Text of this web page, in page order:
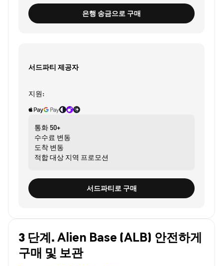
은행 송금으로 구매
서드파티 제공자
지원:
통화 50+
수수료 변동
도착 변동
적합 대상 지역 프로모션
서드파티로 구매
3 단계. Alien Base (ALB) 안전하게
구매 및 보관